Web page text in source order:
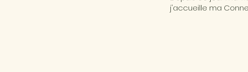
j'accueille ma